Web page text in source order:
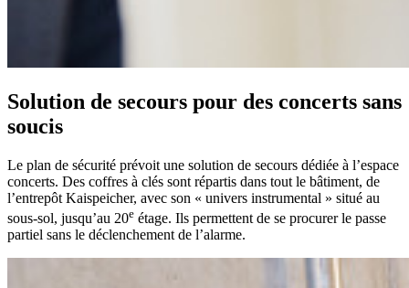
Solution de secours pour des concerts sans
soucis
Le plan de sécurité prévoit une solution de secours dédiée à l’espace
concerts. Des coffres à clés sont répartis dans tout le bâtiment, de
l’entrepôt Kaispeicher, avec son « univers instrumental » situé au
sous-sol, jusqu’au 20e étage. Ils permettent de se procurer le passe
partiel sans le déclenchement de l’alarme.